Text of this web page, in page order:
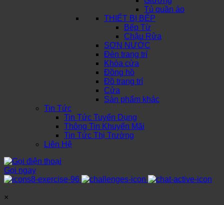
Tủ quần áo
THIẾT BỊ BẾP
Bếp Từ
Chậu Rửa
SƠN NƯỚC
Đèn trang trí
Khóa cửa
Đồng hồ
Đồ trang trí
Cửa
Sản phẩm khác
Tin Tức
Tin Tức Tuyển Dụng
Thông Tin Khuyến Mãi
Tin Tức Thị Trường
Liên Hệ
Gọi ngay
×